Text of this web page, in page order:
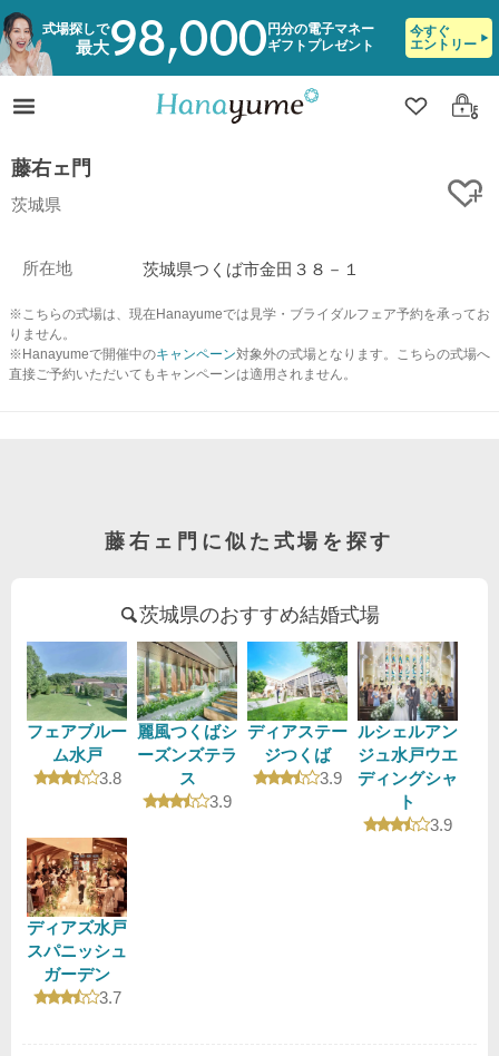
式場探しで
最大98,000 円分の電子マネー
ギフトプレゼント
今すぐ
エントリー
クリップ
ログ
藤右ェ門
茨城県
所在地 茨城県つくば市金田３８－１
※こちらの式場は、現在Hanayumeでは見学・ブライダルフェア予約を承ってお
りません。
※Hanayumeで開催中のキャンペーン対象外の式場となります。こちらの式場へ
直接ご予約いただいてもキャンペーンは適用されません。
藤右ェ門に似た式場を探す
茨城県のおすすめ結婚式場
フェアブルー
ム水戸
口コミ評価
3.8
麗風つくばシ
ーズンズテラ
ス
口コミ評価
3.9
ディアステー
ジつくば
口コミ評価
3.9
ルシェルアン
ジュ水戸ウエ
ディングシャ
ト
口コミ評
3.9
ディアズ水戸
スパニッシュ
ガーデン
口コミ評価
3.7